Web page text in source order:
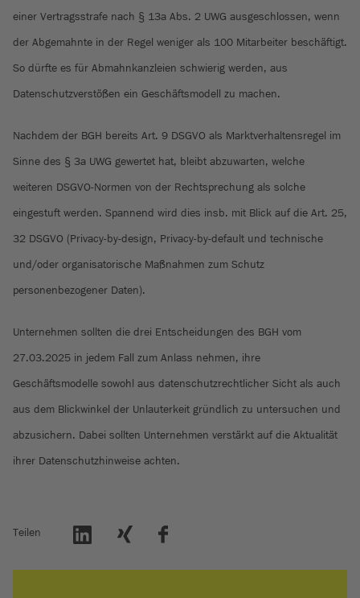
einer Vertragsstrafe nach § 13a Abs. 2 UWG ausgeschlossen, wenn
der Abgemahnte in der Regel weniger als 100 Mitarbeiter beschäftigt.
So dürfte es für Abmahnkanzleien schwierig werden, aus
Datenschutzverstößen ein Geschäftsmodell zu machen.
Nachdem der BGH bereits Art. 9 DSGVO als Marktverhaltensregel im
Sinne des § 3a UWG gewertet hat, bleibt abzuwarten, welche
weiteren DSGVO-Normen von der Rechtsprechung als solche
eingestuft werden. Spannend wird dies insb. mit Blick auf die Art. 25,
32 DSGVO (Privacy-by-design, Privacy-by-default und technische
und/oder organisatorische Maßnahmen zum Schutz
personenbezogener Daten).
Unternehmen sollten die drei Entscheidungen des BGH vom
27.03.2025 in jedem Fall zum Anlass nehmen, ihre
Geschäftsmodelle sowohl aus datenschutzrechtlicher Sicht als auch
aus dem Blickwinkel der Unlauterkeit gründlich zu untersuchen und
abzusichern. Dabei sollten Unternehmen verstärkt auf die Aktualität
ihrer Datenschutzhinweise achten.
Teilen